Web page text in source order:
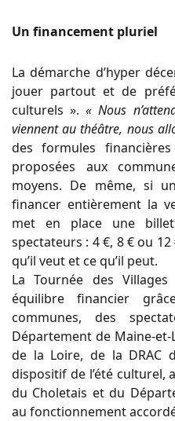
Un financement pluriel
La démarche d’hyper
jouer partout et de
culturels ».« Nous
viennent au théâtre, nous
des formules
proposées aux
moyens. De même, si
financer entièrement la
met en place une
spectateurs : 4 €, 8 € ou
qu’il veut et ce qu’il peut.
La Tournée des
équilibre financier
communes, des
Département de Maine-et-
de la Loire, de la DRAC
dispositif de l’été culturel,
du Choletais et du
au fonctionnement